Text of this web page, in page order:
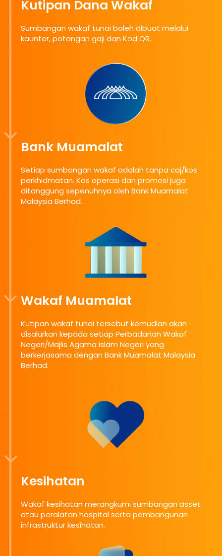
Kutipan Dana Wakaf
Sumbangan wakaf tunai boleh dibuat melalui
kaunter, potongan gaji dan Kod QR.
Bank Muamalat
Setiap sumbangan wakaf adalah tanpa caj/kos
perkhidmatan. Kos operasi dan promosi juga
ditanggung sepenuhnya oleh Bank Muamalat
Malaysia Berhad.
Wakaf Muamalat
Kutipan wakaf tunai tersebut kemudian akan
disalurkan kepada setiap Perbadanan Wakaf
Negeri/Majlis Agama islam Negeri yang
berkerjasama dengan Bank Muamalat Malaysia
Berhad.
Kesihatan
Wakaf kesihatan merangkumi sumbangan asset
atau peralatan hospital serta pembangunan
infrastruktur kesihatan.